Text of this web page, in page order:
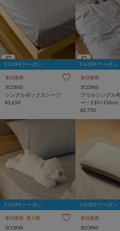
5％OFFクーポン
本日発売
3COINS
シングルボックスシーツ
¥1,650
5％OFFクーポン
本日発売
3COINS
フリルシングル
ー：210×150cm
¥2,750
5％OFFクーポン
本日発売 再入荷
3COINS
5％OFFクーポン
本日発売
3COINS